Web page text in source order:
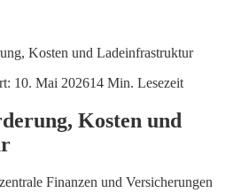
Kosten und Ladeinfrastruktur
10. Mai 202614 Min. Lesezeit
Kosten und
Finanzen und Versicherungen